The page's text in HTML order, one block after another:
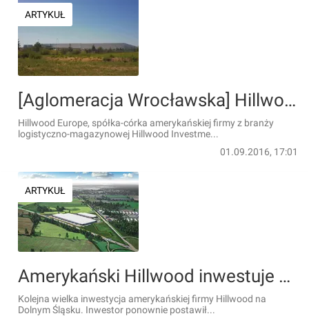
ARTYKUŁ
[Aglomeracja Wrocławska] Hillwood po raz drugi inwestuje w Siechnicach
Hillwood Europe, spółka-córka amerykańskiej firmy z branży
logistyczno-magazynowej Hillwood Investme...
01.09.2016, 17:01
ARTYKUŁ
Amerykański Hillwood inwestuje w Sycowie. Powstanie wiele nowych miejsc pracy
Kolejna wielka inwestycja amerykańskiej firmy Hillwood na
Dolnym Śląsku. Inwestor ponownie postawił...